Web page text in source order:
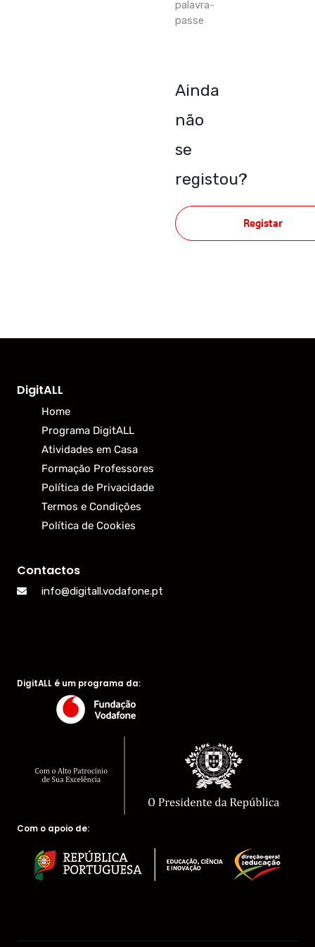
palavra-
passe
Ainda
não
se
registou?
Registar
DigitALL
Home
Programa DigitALL
Atividades em Casa
Formação Professores
Política de Privacidade
Termos e Condições
Política de Cookies
Contactos
info@digitall.vodafone.pt
DigitALL é um programa da:
Com o apoio de: